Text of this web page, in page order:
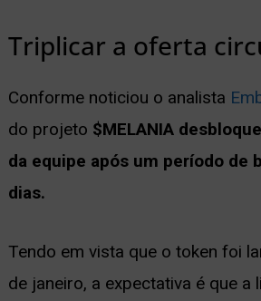
Triplicar a oferta
Conforme noticiou o analista
do projeto $MELANIA
da equipe após um período de
dias.
Tendo em vista que o token foi
de janeiro, a expectativa é que a